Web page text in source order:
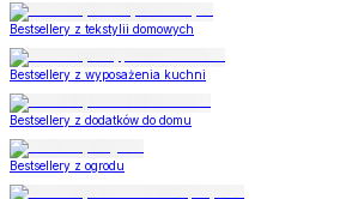
Bestsellery z tekstylii domowych
Bestsellery z wyposażenia kuchni
Bestsellery z dodatków do domu
Bestsellery z ogrodu